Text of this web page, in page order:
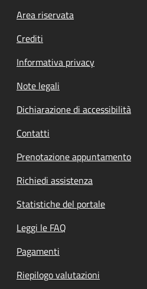
Footer menu
Area riservata
Crediti
Informativa privacy
Note legali
Dichiarazione di accessibilità
Contatti
Prenotazione appuntamento
Richiedi assistenza
Statistiche del portale
Leggi le FAQ
Pagamenti
Riepilogo valutazioni